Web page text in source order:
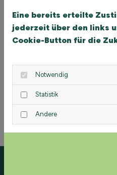
langjährige Erfahrung in der
Führungskräften und in der
Strategieentwicklung,
E-Mail: vieth@alea-consult.de
Eine bereits erteilte
jederzeit über den links
Cookie-Button für die
Notwendig
Statistik
Andere